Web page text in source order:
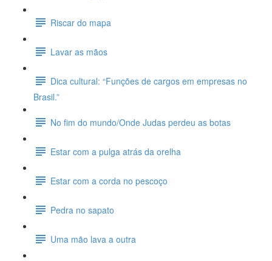
Riscar do mapa
Lavar as mãos
Dica cultural: “Funções de cargos em empresas no
Brasil.”
No fim do mundo/Onde Judas perdeu as botas
Estar com a pulga atrás da orelha
Estar com a corda no pescoço
Pedra no sapato
Uma mão lava a outra